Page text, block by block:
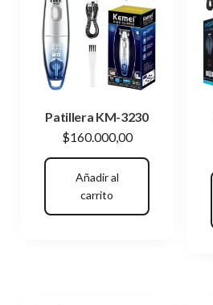
Patillera KM-3230
$160.000,00
Añadir al
carrito